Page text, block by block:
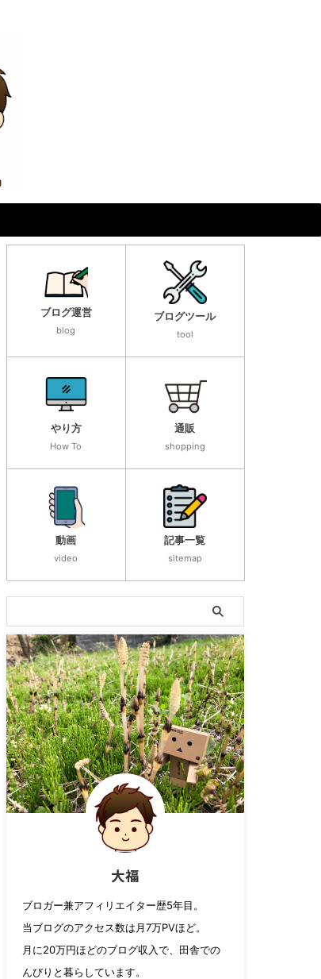
ブログ運営
blog
ブログツール
tool
やり方
How To
通販
shopping
動画
video
記事一覧
sitemap
大福
ブロガー兼アフィリエイター歴5年目。
当ブログのアクセス数は月7万PVほど。
月に20万円ほどのブログ収入で、田舎での
んびりと暮らしています。